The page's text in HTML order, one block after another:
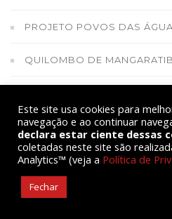
PROJETO POVOS DAS
QUILOMBO DE
QUILOMBOLA
RAÍZES DO BRASIL
RAÍZES DO BRASIL DO PIAUÍ
Este site usa cookies para
navegação e ao continuar
declara estar ciente dessas
coletadas neste site são
Analytics™ (veja a Política de
Fechar